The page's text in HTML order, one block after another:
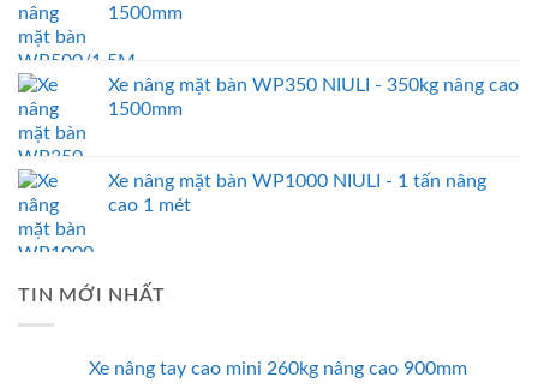
1500mm
Xe nâng mặt bàn WP350 NIULI - 350kg nâng cao
1500mm
Xe nâng mặt bàn WP1000 NIULI - 1 tấn nâng
cao 1 mét
TIN MỚI NHẤT
Xe nâng tay cao mini 260kg nâng cao 900mm